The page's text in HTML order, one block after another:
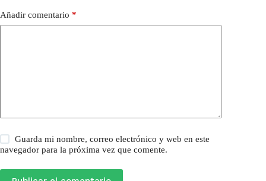
Añadir comentario *
Guarda mi nombre, correo electrónico y web en este
navegador para la próxima vez que comente.